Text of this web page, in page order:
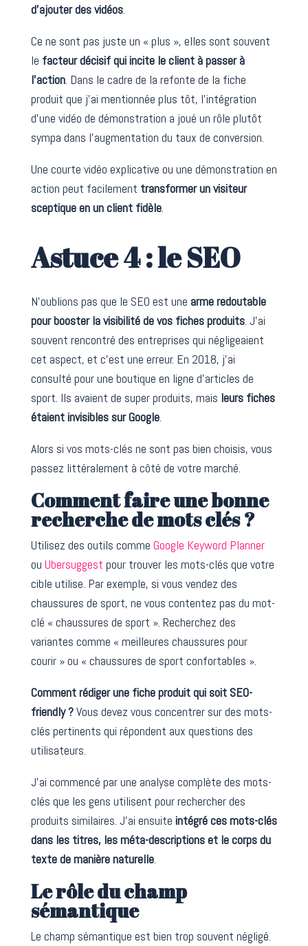
d’ajouter des vidéos.
Ce ne sont pas juste un « plus », elles sont souvent
le facteur décisif qui incite le client à passer à
l’action. Dans le cadre de la refonte de la fiche
produit que j’ai mentionnée plus tôt, l’intégration
d’une vidéo de démonstration a joué un rôle plutôt
sympa dans l’augmentation du taux de conversion.
Une courte vidéo explicative ou une démonstration en
action peut facilement transformer un visiteur
sceptique en un client fidèle.
Astuce 4 : le SEO
N’oublions pas que le SEO est une arme redoutable
pour booster la visibilité de vos fiches produits. J’ai
souvent rencontré des entreprises qui négligeaient
cet aspect, et c’est une erreur. En 2018, j’ai
consulté pour une boutique en ligne d’articles de
sport. Ils avaient de super produits, mais leurs fiches
étaient invisibles sur Google.
Alors si vos mots-clés ne sont pas bien choisis, vous
passez littéralement à côté de votre marché.
Comment faire une bonne
recherche de mots clés ?
Utilisez des outils comme Google Keyword Planner
ou Ubersuggest pour trouver les mots-clés que votre
cible utilise. Par exemple, si vous vendez des
chaussures de sport, ne vous contentez pas du mot-
clé « chaussures de sport ». Recherchez des
variantes comme « meilleures chaussures pour
courir » ou « chaussures de sport confortables ».
Comment rédiger une fiche produit qui soit SEO-
friendly ?Vous devez vous concentrer sur des mots-
clés pertinents qui répondent aux questions des
utilisateurs.
J’ai commencé par une analyse complète des mots-
clés que les gens utilisent pour rechercher des
produits similaires. J’ai ensuite intégré ces mots-clés
dans les titres, les méta-descriptions et le corps du
texte de manière naturelle.
Le rôle du champ
sémantique
Le champ sémantique est bien trop souvent négligé.